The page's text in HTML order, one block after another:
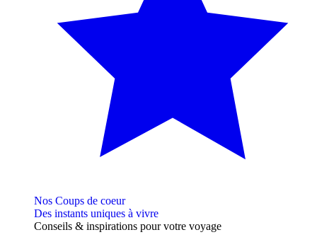
Nos Coups de coeur
Des instants uniques à vivre
Conseils & inspirations pour votre voyage